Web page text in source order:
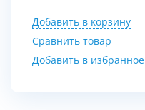
Добавить в корзину
Сравнить товар
Добавить в избранное